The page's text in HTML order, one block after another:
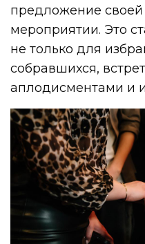
предложение
мероприятии. Это
не только для
собравшихся,
аплодисментами и